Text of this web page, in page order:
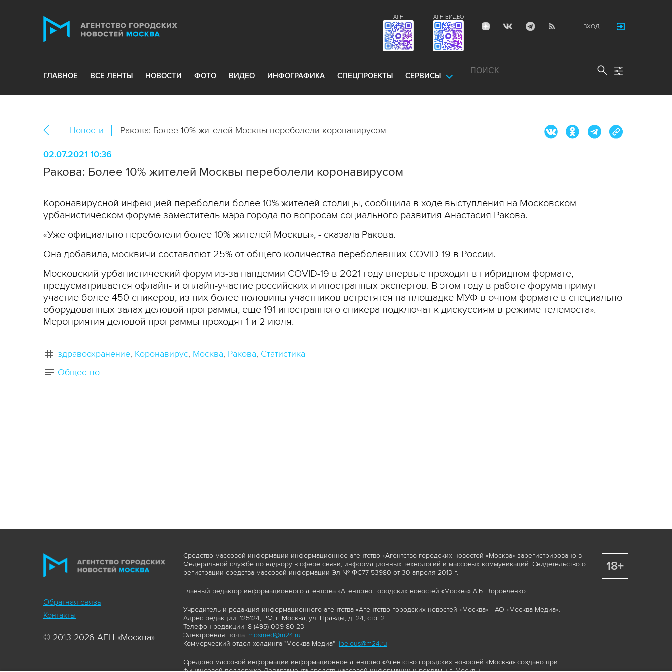
ВХОД
АГН ВИДЕО
АГН
ГЛАВНОЕ ВСЕ ЛЕНТЫ НОВОСТИ ФОТО ВИДЕО ИНФОГРАФИКА СПЕЦПРОЕКТЫ СЕРВИСЫ
Новости Ракова: Более 10% жителей Москвы переболели коронавирусом
02.07.2021 10:36
Ракова: Более 10% жителей Москвы переболели коронавирусом
Коронавирусной инфекцией переболели более 10% жителей столицы, сообщила в ходе выступления на Московском
урбанистическом форуме заместитель мэра города по вопросам социального развития Анастасия Ракова.
«Уже официально переболели более 10% жителей Москвы», - сказала Ракова.
Она добавила, москвичи составляют 25% от общего количества переболевших COVID-19 в России.
Московский урбанистический форум из-за пандемии COVID-19 в 2021 году впервые проходит в гибридном формате,
предусматривается офлайн- и онлайн-участие российских и иностранных экспертов. В этом году в работе форума примут
участие более 450 спикеров, из них более половины участников встретятся на площадке МУФ в очном формате в специально
оборудованных залах деловой программы, еще 191 иностранного спикера подключат к дискуссиям в режиме телемоста».
Мероприятия деловой программы проходят 1 и 2 июля.
здравоохранение Коронавирус Москва Ракова Статистика
Общество
Обратная связь
Контакты
© 2013-2026 АГН «Москва»
Средство массовой информации информационное агентство «Агентство городских новостей «Москва» зарегистрировано в
Федеральной службе по надзору в сфере связи, информационных технологий и массовых коммуникаций. Свидетельство о
регистрации средства массовой информации Эл № ФС77-53980 от 30 апреля 2013 г.
Главный редактор информационного агентства «Агентство городских новостей «Москва» А.Б. Воронченко.
Учредитель и редакция информационного агентства «Агентство городских новостей «Москва» - АО «Москва Медиа».
Адрес редакции: 125124, РФ, г. Москва, ул. Правды, д. 24, стр. 2
Телефон редакции: 8 (495) 009-80-23
Электронная почта: mosmed@m24.ru
Коммерческий отдел холдинга "Москва Медиа"- ibelous@m24.ru
Средство массовой информации информационное агентство «Агентство городских новостей «Москва» создано при
18+